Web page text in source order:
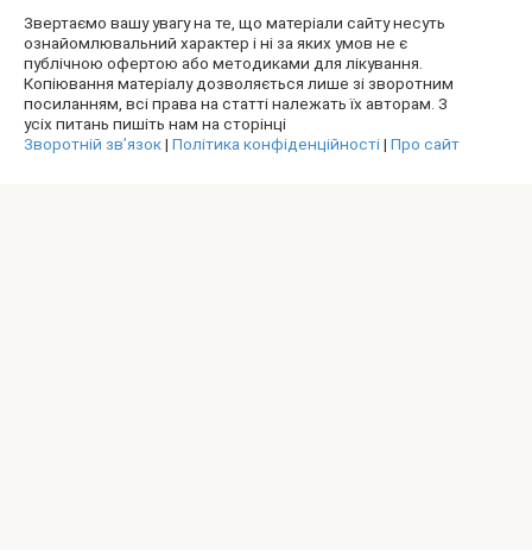
Звертаємо вашу увагу на те, що матеріали сайту несуть
ознайомлювальний характер і ні за яких умов не є
публічною офертою або методиками для лікування.
Копіювання матеріалу дозволяється лише зі зворотним
посиланням, всі права на статті належать їх авторам. З
усіх питань пишіть нам на сторінці
Зворотній зв’язок| Політика конфіденційності| Про сайт